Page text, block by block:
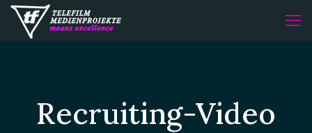
Recruiting-Video